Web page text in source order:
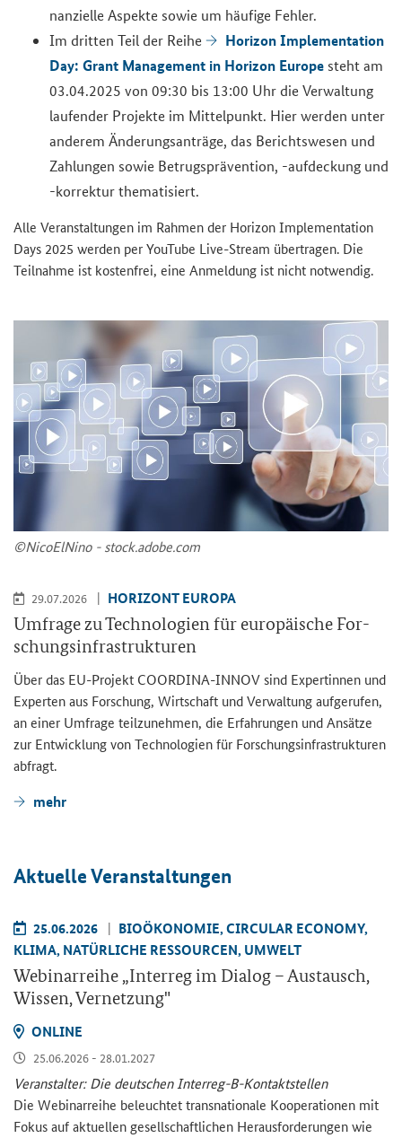
nan­zi­el­le Aspek­te sowie um häu­fi­ge Feh­ler.
Im drit­ten Teil der Reihe
Ho­ri­zon Im­ple­men­ta­ti­on
Day: Grant Ma­nage­ment in Ho­ri­zon Eu­ro­pe steht am
03.04.2025 von 09:30 bis 13:00 Uhr die Ver­wal­tung
lau­fen­der Pro­jek­te im Mit­tel­punkt. Hier wer­den unter
an­de­rem Än­de­rungs­an­trä­ge, das Be­richts­we­sen und
Zah­lun­gen sowie Be­trugs­prä­ven­ti­on, -​aufdeckung und
-​korrektur the­ma­ti­siert.
Alle Ver­an­stal­tun­gen im Rah­men der Horizon Implementation
Days 2025 wer­den per You­Tube Live-Stream über­tra­gen. Die
Teil­nah­me ist kos­ten­frei, eine An­mel­dung ist nicht not­wen­dig.
©Ni­co­ElNi­no - stock.adobe.com
29.07.2026 HO­RI­ZONT EU­RO­PA
Um­fra­ge zu Tech­no­lo­gien für eu­ro­päi­sche For­
schungs­in­fra­struk­tu­ren
Über das EU-​Projekt COORDINA-​INNOV sind Ex­per­tin­nen und
Ex­per­ten aus For­schung, Wirt­schaft und Ver­wal­tung auf­ge­ru­fen,
an einer Um­fra­ge teil­zu­neh­men, die Er­fah­run­gen und An­sät­ze
zur Ent­wick­lung von Tech­no­lo­gien für For­schungs­in­fra­struk­tu­ren
ab­fragt.
mehr
Ak­tu­el­le Ver­an­stal­tun­gen
25.06.2026
BIO­ÖKO­NO­MIE, CIR­CU­LAR ECO­NO­MY,
KLIMA, NA­TÜR­LI­CHE RES­SOUR­CEN, UM­WELT
We­bi­nar­rei­he „Interregim Dia­log – Aus­tausch,
Wis­sen, Ver­net­zung"
ON­LINE
25.06.2026 - 28.01.2027
Ver­an­stal­ter: Die deut­schen Interreg-​B-Kontaktstellen
Die We­bi­nar­rei­he be­leuch­tet trans­na­tio­na­le Ko­ope­ra­tio­nen mit
Fokus auf ak­tu­el­len ge­sell­schaft­li­chen Her­aus­for­de­run­gen wie